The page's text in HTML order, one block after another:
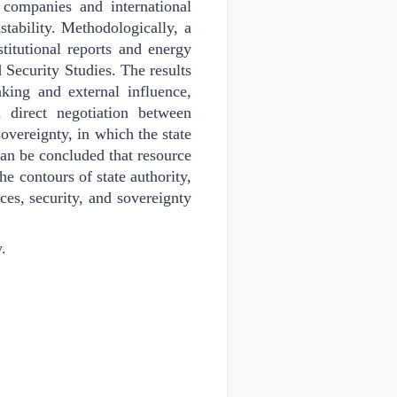
and international
Methodologically, a
reports and energy
Studies. The results
and external influence,
negotiation between
in which the state
be concluded that resource
contours of state authority,
security, and sovereignty